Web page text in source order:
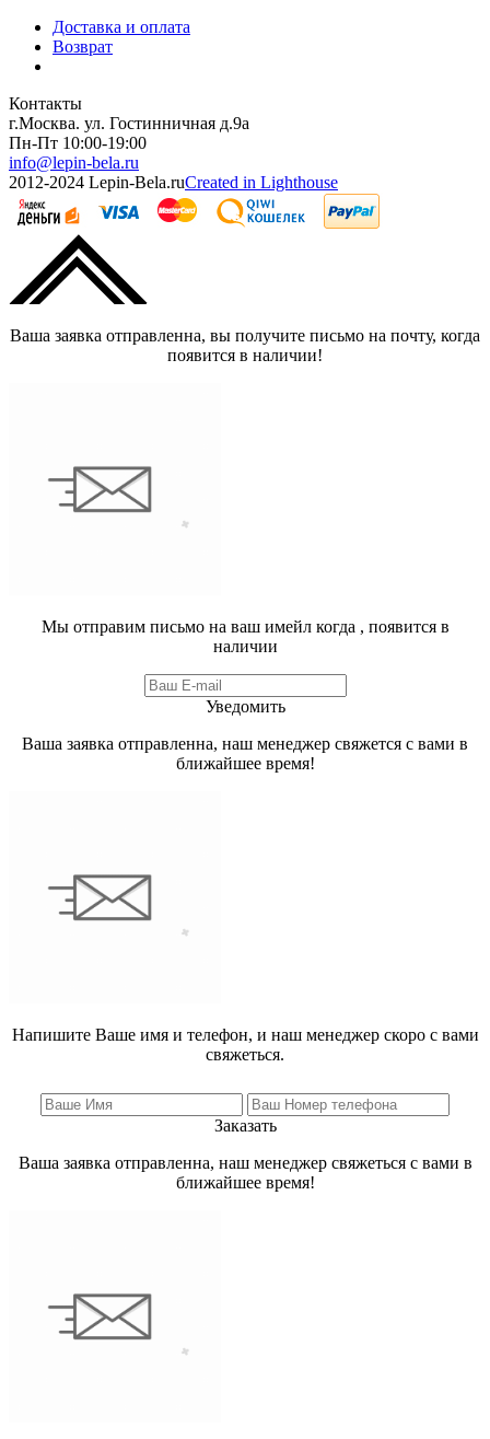
Доставка и оплата
Возврат
Контакты
г.Москва. ул. Гостинничная д.9а
Пн-Пт 10:00-19:00
info@lepin-bela.ru
2012-2024 Lepin-Bela.ruCreated in Lighthouse
Ваша заявка отправленна, вы получите письмо на почту, когда
появится в наличии!
Мы отправим письмо на ваш имейл когда , появится в
наличии
Уведомить
Ваша заявка отправленна, наш менеджер свяжется с вами в
ближайшее время!
Напишите Ваше имя и телефон, и наш менеджер скоро с вами
свяжеться.
Заказать
Ваша заявка отправленна, наш менеджер свяжеться с вами в
ближайшее время!